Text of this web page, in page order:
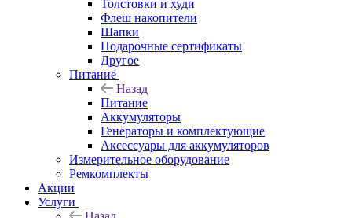
Толстовки и худи
Флеш накопители
Шапки
Подарочные сертификаты
Другое
Питание
Назад
Питание
Аккумуляторы
Генераторы и комплектующие
Аксессуары для аккумуляторов
Измерительное оборудование
Ремкомплекты
Акции
Услуги